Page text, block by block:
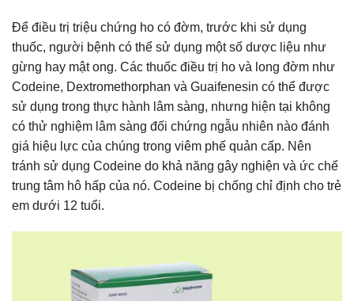
Để điều trị triệu chứng ho có đờm, trước khi sử dụng
thuốc, người bệnh có thể sử dụng một số dược liệu như
gừng hay mật ong. Các thuốc điều trị ho và long đờm như
Codeine, Dextromethorphan và Guaifenesin có thể được
sử dụng trong thực hành lâm sàng, nhưng hiện tại không
có thử nghiệm lâm sàng đối chứng ngẫu nhiên nào đánh
giá hiệu lực của chúng trong viêm phế quản cấp. Nên
tránh sử dụng Codeine do khả năng gây nghiện và ức chế
trung tâm hô hấp của nó. Codeine bị chống chỉ định cho trẻ
em dưới 12 tuổi.